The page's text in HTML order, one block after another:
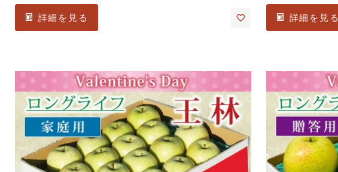
詳細を見る 詳細を見る